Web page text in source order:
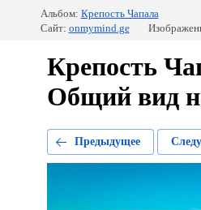
Альбом: Крепость Чапала
Сайт: onmymind.ge
Крепость
Общий вид
Предыдущее